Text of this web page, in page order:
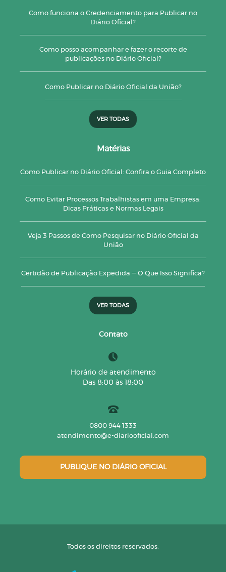
Como funciona o Credenciamento para Publicar no
Diário Oficial?
Como posso acompanhar e fazer o recorte de
publicações no Diário Oficial?
Como Publicar no Diário Oficial da União?
VER TODAS
Matérias
Como Publicar no Diário Oficial: Confira o Guia Completo
Como Evitar Processos Trabalhistas em uma Empresa:
Dicas Práticas e Normas Legais
Veja 3 Passos de Como Pesquisar no Diário Oficial da
União
Certidão de Publicação Expedida — O Que Isso Significa?
VER TODAS
Contato
Horário de atendimento
Das 8:00 às 18:00
0800 944 1333
atendimento@e-diariooficial.com
PUBLIQUE NO DIÁRIO OFICIAL
Todos os direitos reservados.